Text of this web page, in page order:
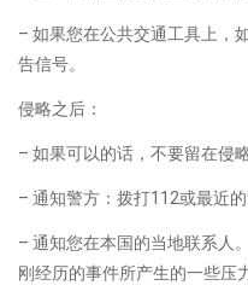
– 如果您在公共交通工具上，
告信号。
侵略之后：
– 如果可以的话，不要留在侵
– 通知警方：拨打112或最近的
– 通知您在本国的当地联系人
刚经历的事件所产生的一些压